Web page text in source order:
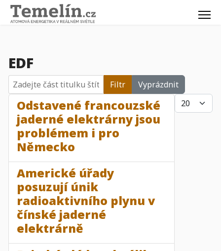
EDF
Zadejte část titulku štítku Filtr Vyprázdnit
Počet
Odstavené francouzské
jaderné elektrárny jsou
problémem i pro
Německo
Americké úřady
posuzují únik
radioaktivního plynu v
čínské jaderné
elektrárně